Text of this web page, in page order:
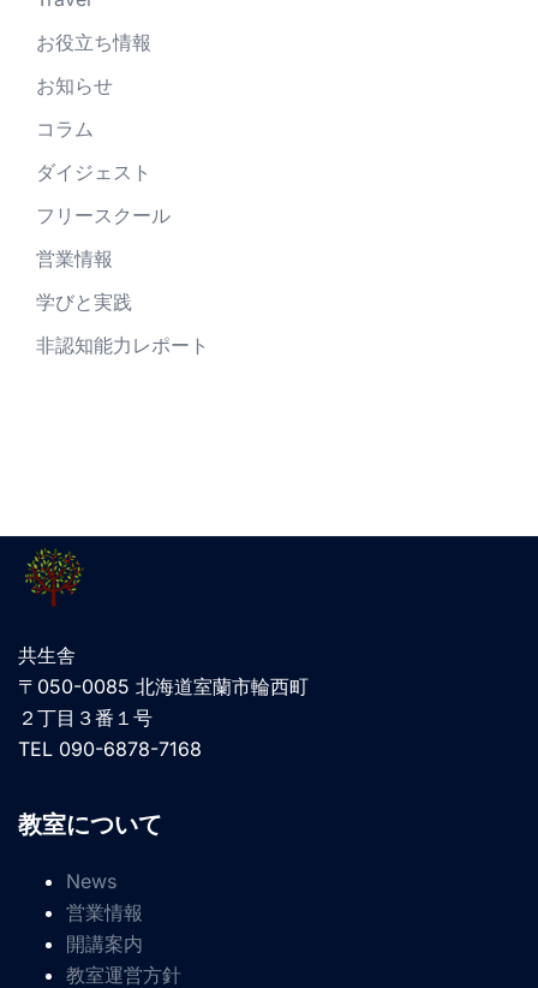
お役立ち情報
お知らせ
コラム
ダイジェスト
フリースクール
営業情報
学びと実践
非認知能力レポート
共生舎
〒050-0085 北海道室蘭市輪西町
２丁目３番１号
TEL 090-6878-7168
教室について
News
営業情報
開講案内
教室運営方針